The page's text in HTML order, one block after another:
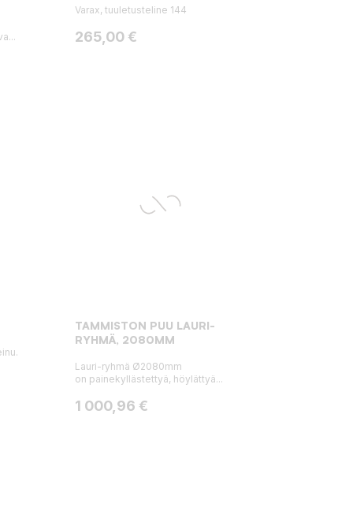
Varax, tuuletusteline 144
Hinta
265,00 €
TAMMISTON PUU LAURI-
RYHMÄ, 2080MM
Lauri-ryhmä Ø2080mm
on painekyllästettyä, höylättyä...
Hinta
1 000,96 €